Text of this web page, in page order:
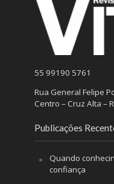
55 99190 5761
Rua General Felipe
Centro – Cruz Alta –
Publicações
Quando
confiança